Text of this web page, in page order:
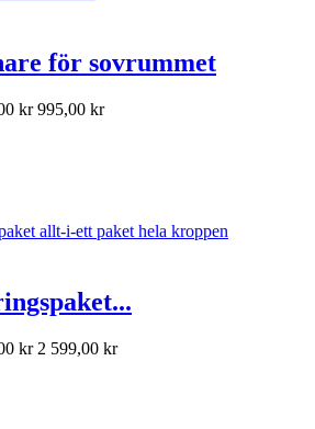
för sovrummet
kr 995,00 kr
kr 2 599,00 kr